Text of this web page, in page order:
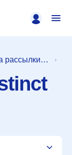
Архив списка рассылки [pgsql-sql]